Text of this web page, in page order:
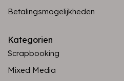
Betalingsmogelijkheden
Kategorien
Scrapbooking
Mixed Media